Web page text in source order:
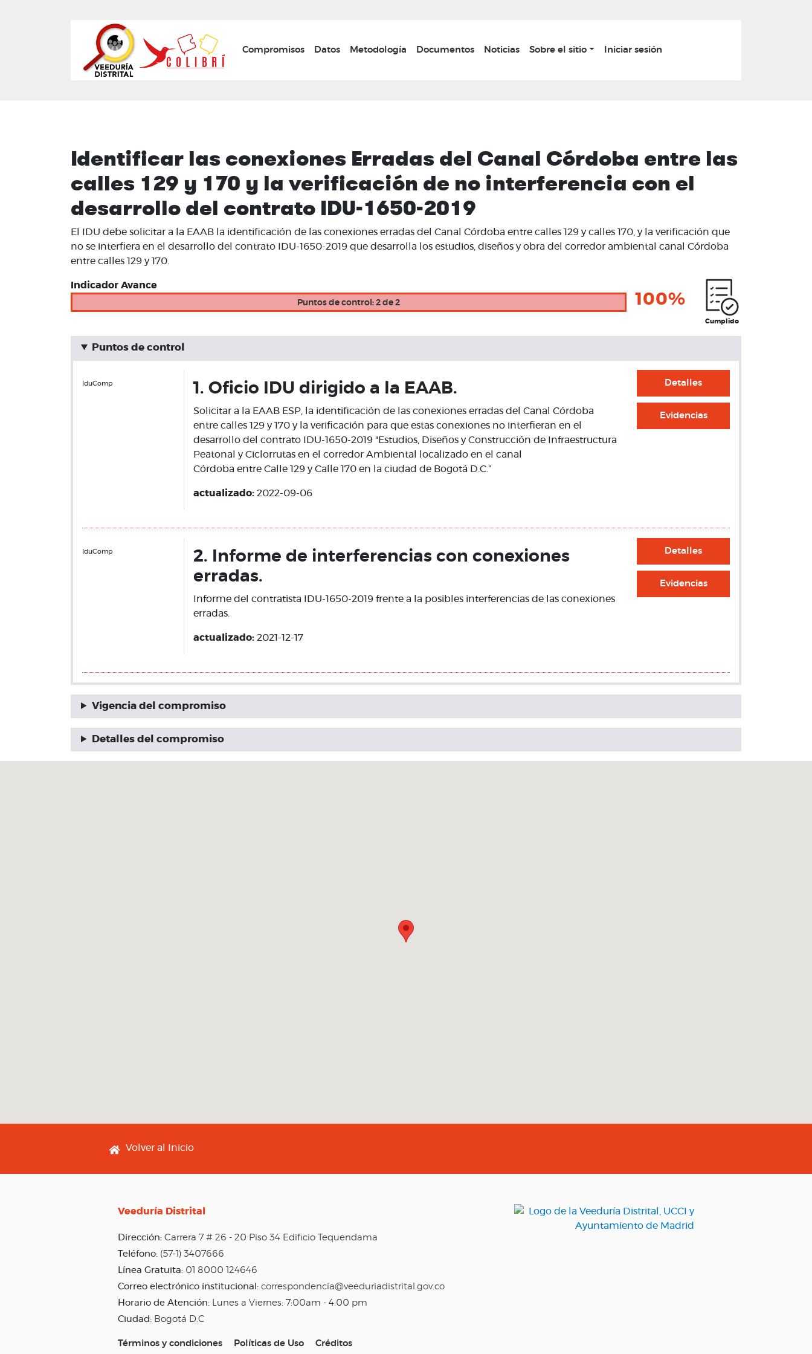
principal
Main navigation
Compromisos Datos Metodología Documentos Noticias Sobre el sitio Iniciar sesión
Identificar las conexiones Erradas del Canal Córdoba entre las
calles 129 y 170 y la verificación de no interferencia con el
desarrollo del contrato IDU-1650-2019
El IDU debe solicitar a la EAAB la identificación de las conexiones erradas del Canal Córdoba entre calles 129 y calles 170, y la verificación que
no se interfiera en el desarrollo del contrato IDU-1650-2019 que desarrolla los estudios, diseños y obra del corredor ambiental canal Córdoba
entre calles 129 y 170.
Indicador Avance
Puntos de control: 2 de 2 100%
Cumplido
Puntos de control
IduComp 1. Oficio IDU dirigido a la EAAB.
Solicitar a la EAAB ESP, la identificación de las conexiones erradas del Canal Córdoba
entre calles 129 y 170 y la verificación para que estas conexiones no interfieran en el
desarrollo del contrato IDU-1650-2019 "Estudios, Diseños y Construcción de Infraestructura
Peatonal y Ciclorrutas en el corredor Ambiental localizado en el canal
Córdoba entre Calle 129 y Calle 170 en la ciudad de Bogotá D.C.”
actualizado: 2022-09-06
Detalles
Evidencias
IduComp
2. Informe de interferencias con conexiones
erradas.
Informe del contratista IDU-1650-2019 frente a la posibles interferencias de las conexiones
erradas.
actualizado: 2021-12-17
Detalles
Evidencias
Vigencia del compromiso
Detalles del compromiso
Footer menu
Volver al Inicio
Veeduría Distrital
Dirección: Carrera 7 # 26 - 20 Piso 34 Edificio Tequendama
Teléfono: (57-1) 3407666
Línea Gratuita: 01 8000 124646
Correo electrónico institucional: correspondencia@veeduriadistrital.gov.co
Horario de Atención: Lunes a Viernes: 7:00am - 4:00 pm
Ciudad: Bogotá D.C
Términos y condiciones Políticas de Uso Créditos